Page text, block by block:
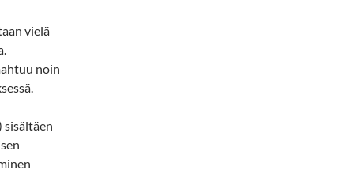
vielä
noin
sisältäen